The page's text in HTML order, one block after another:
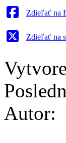
Zdieľať na
Zdieľať na
Autor: